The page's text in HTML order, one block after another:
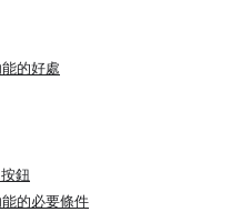
的好處
鈕
的必要條件